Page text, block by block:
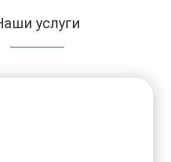
услуги